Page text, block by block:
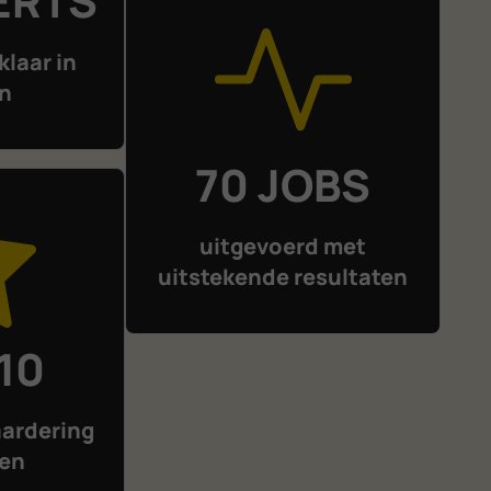
in
70 JOBS
uitgevoerd met
uitstekende resultaten